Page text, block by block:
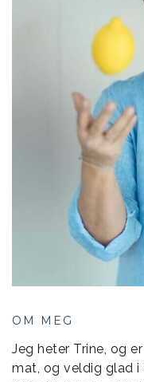
OM MEG
Jeg heter Trine, og
mat, og veldig glad i